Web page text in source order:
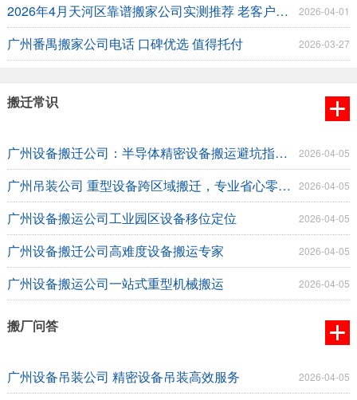
2026-04-01
2026年4月天河区靠谱搬家公司实测推荐 老客户亲测，高端搬家不踩坑
2026-03-27
广州番禺搬家公司电话 口碑优选 值得托付
搬迁常识
2026-04-05
广州设备搬迁公司：半导体精密设备搬运避坑指南，少走弯路不误工
2026-04-05
广州吊装公司 重型设备跨区域搬迁，专业省心零踩坑
2026-04-05
广州设备搬运公司工业园区设备移位定位
2026-04-05
广州设备搬迁公司高难度设备搬运专家
2026-04-05
广州设备搬运公司一站式重型机械搬运
搬厂问答
2026-04-05
广州设备吊装公司 精密设备吊装高效服务